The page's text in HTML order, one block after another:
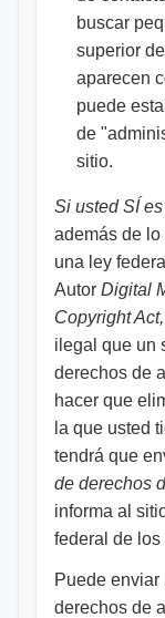
buscar
superior
aparecen
puede
de
sitio.
Si usted SÍ
además de lo
una ley
Autor Digital
Copyright
ilegal que un
derechos de
hacer que
la que usted
tendrá que
de derechos
informa al
federal de los
Puede
derechos de